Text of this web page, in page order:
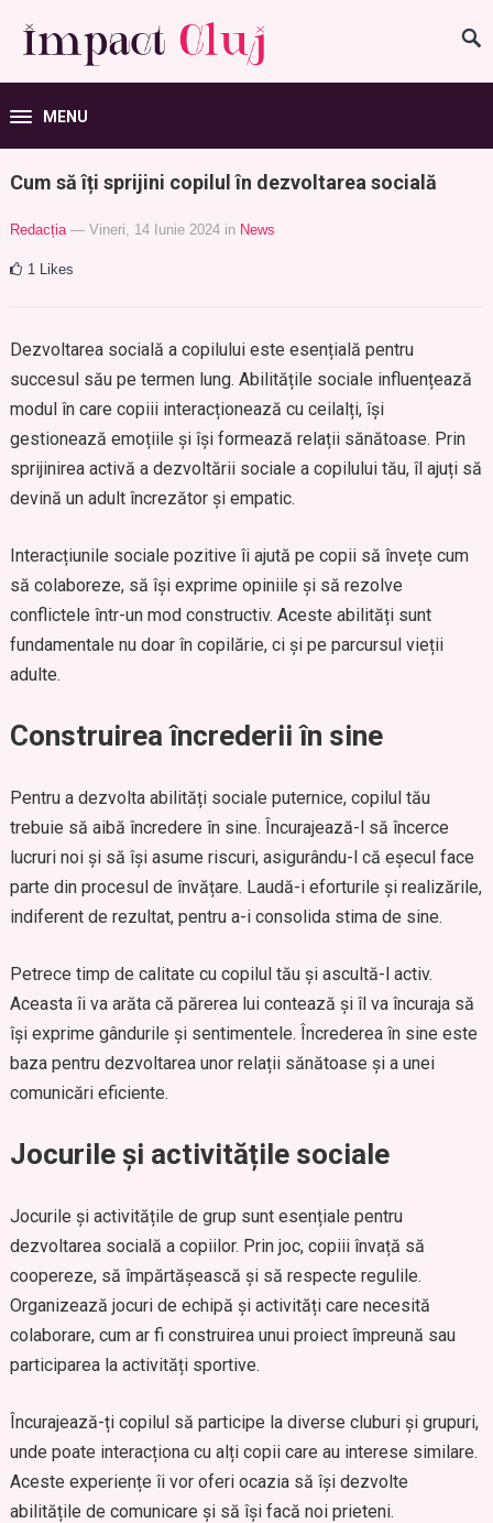
MENU
Cum să îți sprijini copilul în dezvoltarea socială
Redacția — Vineri, 14 Iunie 2024 in News
1 Likes
Dezvoltarea socială a copilului este esențială pentru
succesul său pe termen lung. Abilitățile sociale influențează
modul în care copiii interacționează cu ceilalți, își
gestionează emoțiile și își formează relații sănătoase. Prin
sprijinirea activă a dezvoltării sociale a copilului tău, îl ajuți să
devină un adult încrezător și empatic.
Interacțiunile sociale pozitive îi ajută pe copii să învețe cum
să colaboreze, să își exprime opiniile și să rezolve
conflictele într-un mod constructiv. Aceste abilități sunt
fundamentale nu doar în copilărie, ci și pe parcursul vieții
adulte.
Construirea încrederii în sine
Pentru a dezvolta abilități sociale puternice, copilul tău
trebuie să aibă încredere în sine. Încurajează-l să încerce
lucruri noi și să își asume riscuri, asigurându-l că eșecul face
parte din procesul de învățare. Laudă-i eforturile și realizările,
indiferent de rezultat, pentru a-i consolida stima de sine.
Petrece timp de calitate cu copilul tău și ascultă-l activ.
Aceasta îi va arăta că părerea lui contează și îl va încuraja să
își exprime gândurile și sentimentele. Încrederea în sine este
baza pentru dezvoltarea unor relații sănătoase și a unei
comunicări eficiente.
Jocurile și activitățile sociale
Jocurile și activitățile de grup sunt esențiale pentru
dezvoltarea socială a copiilor. Prin joc, copiii învață să
coopereze, să împărtășească și să respecte regulile.
Organizează jocuri de echipă și activități care necesită
colaborare, cum ar fi construirea unui proiect împreună sau
participarea la activități sportive.
Încurajează-ți copilul să participe la diverse cluburi și grupuri,
unde poate interacționa cu alți copii care au interese similare.
Aceste experiențe îi vor oferi ocazia să își dezvolte
abilitățile de comunicare și să își facă noi prieteni.